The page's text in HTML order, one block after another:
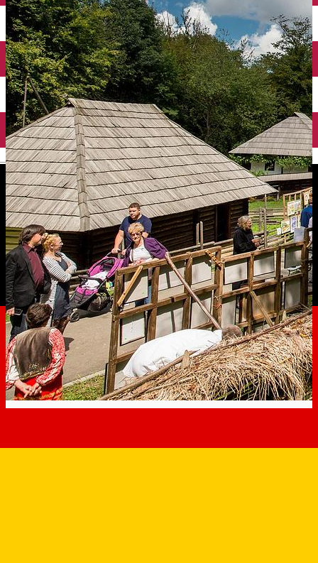
English